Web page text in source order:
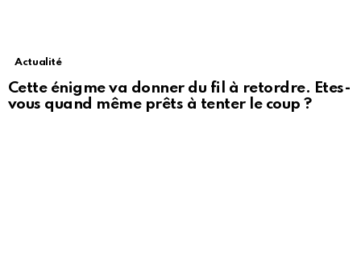
Actualité
Cette énigme va donner du fil à retordre. Etes-
vous quand même prêts à tenter le coup ?